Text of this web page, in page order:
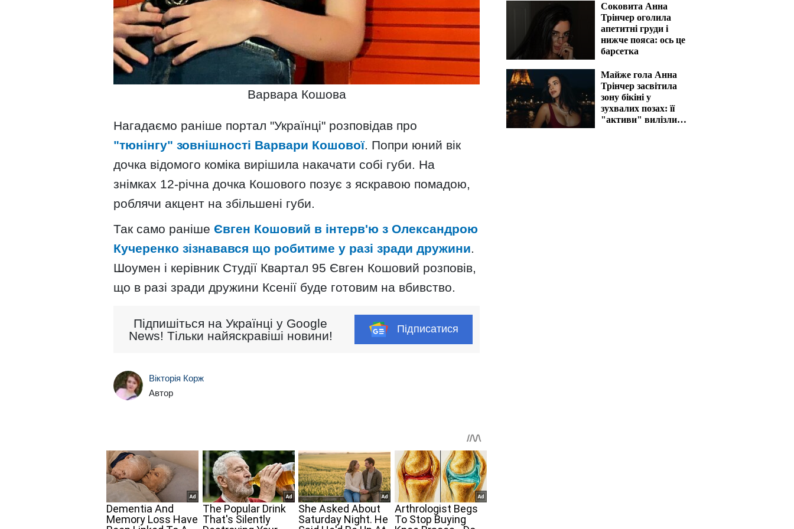
Варвара Кошова
Нагадаємо раніше портал "Українці" розповідав про
"тюнінгу" зовнішності Варвари Кошової. Попри юний вік
дочка відомого коміка вирішила накачати собі губи. На
знімках 12-річна дочка Кошового позує з яскравою помадою,
роблячи акцент на збільшені губи.
Так само раніше Євген Кошовий в інтерв'ю з Олександрою
Кучеренко зізнавався що робитиме у разі зради дружини.
Шоумен і керівник Студії Квартал 95 Євген Кошовий розповів,
що в разі зради дружини Ксенії буде готовим на вбивство.
Підпишіться на Українці у Google
News! Тільки найяскравіші новини!
Підписатися
Вікторія Корж
Автор
Соковита Анна
Трінчер оголила
апетитні груди і
нижче пояса: ось це
барсетка
Майже гола Анна
Трінчер засвітила
зону бікіні у
зухвалих позах: її
"активи" вилізли